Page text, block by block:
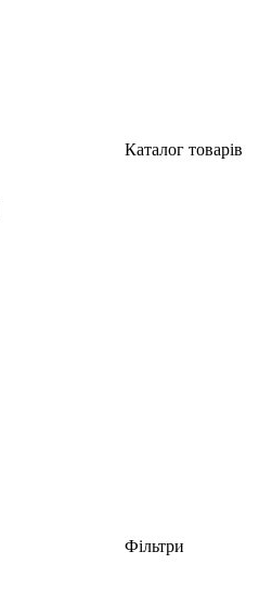
Каталог товарів
Фільтри